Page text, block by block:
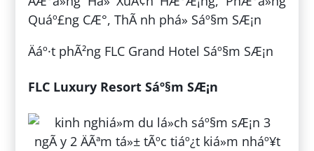
Quáº£ng CÆ°, ThÃ nh phá» Sáº§m SÆ¡n
Äáº·t phÃ²ng FLC Grand Hotel Sáº§m SÆ¡n
FLC Luxury Resort Sáº§m SÆ¡n